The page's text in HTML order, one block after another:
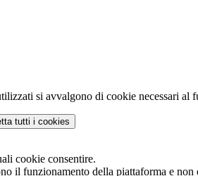
si avvalgono di cookie necessari
tutti i cookies
cookie consentire.
il funzionamento della piattaforma e